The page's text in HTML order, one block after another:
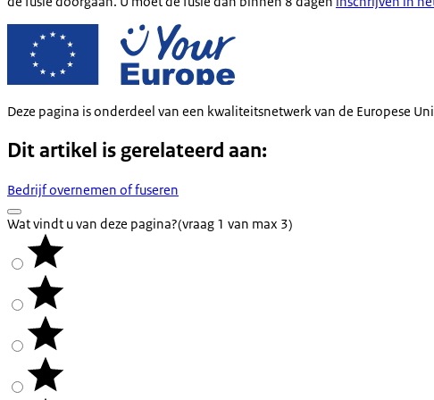
Deze pagina is onderdeel van een kwaliteitsnetwerk van de Europese
Dit artikel is gerelateerd aan:
Bedrijf overnemen of fuseren
Wat vindt u van deze pagina?(vraag 1 van max 3)